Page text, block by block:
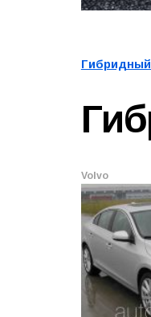
Гибридный
Volvo